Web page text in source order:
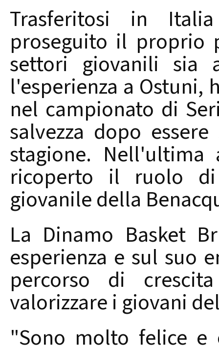
Trasferitosi in
proseguito il proprio
settori giovanili sia
l'esperienza a Ostuni,
nel campionato di
salvezza dopo
stagione.
ricoperto il ruolo di
giovanile della
La Dinamo Basket
esperienza e sul suo
percorso di
valorizzare i giovani
"Sono molto felice